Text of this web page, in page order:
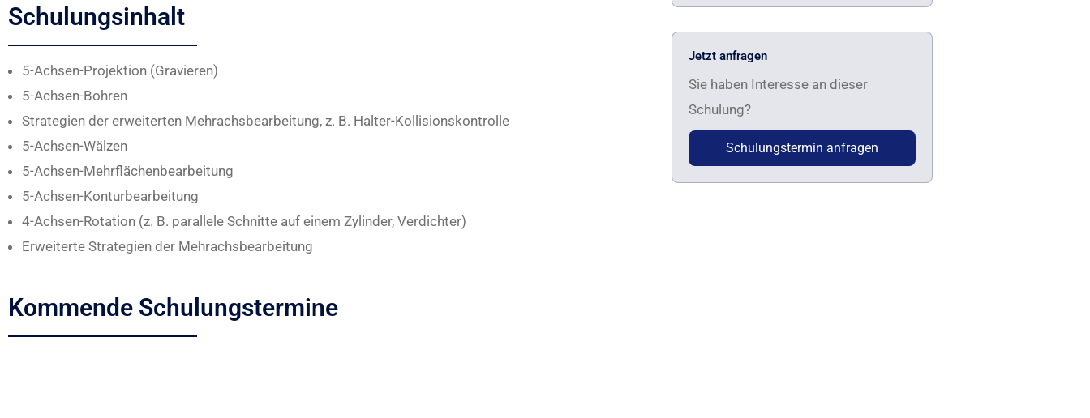
Schulungsinhalt
5-Achsen-Projektion (Gravieren)
5-Achsen-Bohren
Strategien der erweiterten Mehrachsbearbeitung, z. B. Halter-Kollisionskontrolle
5-Achsen-Wälzen
5-Achsen-Mehrflächenbearbeitung
5-Achsen-Konturbearbeitung
4-Achsen-Rotation (z. B. parallele Schnitte auf einem Zylinder, Verdichter)
Erweiterte Strategien der Mehrachsbearbeitung
Kommende Schulungstermine
Jetzt anfragen
Sie haben Interesse an dieser
Schulung?
Schulungstermin anfragen